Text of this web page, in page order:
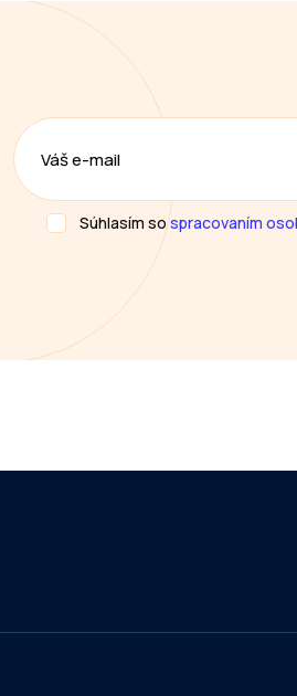
Súhlasím sospracovaním